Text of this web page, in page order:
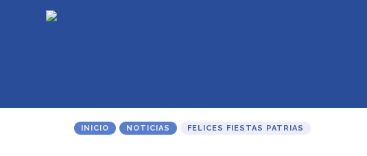
INICIO NOTICIAS FELICES FIESTAS PATRIAS